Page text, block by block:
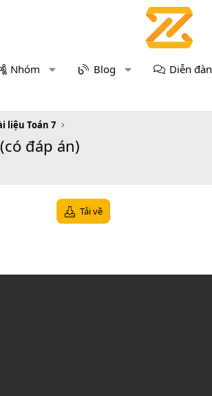
Nhóm Blog Diễn đàn
liệu Toán 7
đáp án)
Tải về